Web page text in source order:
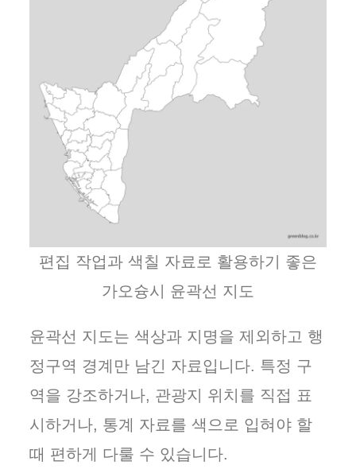
편집 작업과 색칠 자료로 활용하기 좋은
가오슝시 윤곽선 지도
윤곽선 지도는 색상과 지명을 제외하고 행
정구역 경계만 남긴 자료입니다. 특정 구
역을 강조하거나, 관광지 위치를 직접 표
시하거나, 통계 자료를 색으로 입혀야 할
때 편하게 다룰 수 있습니다.